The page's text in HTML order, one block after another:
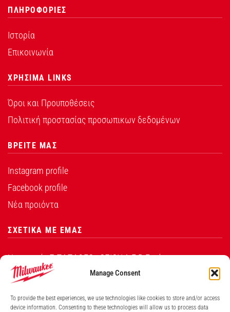
Manage Consent
To provide the best experiences, we use technologies like cookies to store and/or access
device information. Consenting to these technologies will allow us to process data
ΠΛΗΡΟΦΟΡΙΕΣ
Ιστορία
Επικοινωνία
ΧΡΗΣΙΜΑ LINKS
Όροι και Προυποθέσεις
Πολιτική προστασίας προσωπικων δεδομένων
ΒΡΕΙΤΕ ΜΑΣ
Instagram profile
Facebook profile
Νέα προιόντα
ΣΧΕΤΙΚΑ ΜΕ ΕΜΑΣ
Η εταιρεία Σ.ΠΑΠΑΘΕΟ∆ΟΣΙΟΥ Α.Ε.Β.Ε. είναι ο
εξουσιοδοτημένος αντιπρόσωπος από την Techtronic
Industries Co. Ltd για τα προϊόντα που φέρουν το
λογότυπο Milwaukee στην Ελλάδα.